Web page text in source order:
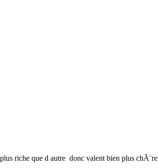
riche que d autre donc valent bien plus